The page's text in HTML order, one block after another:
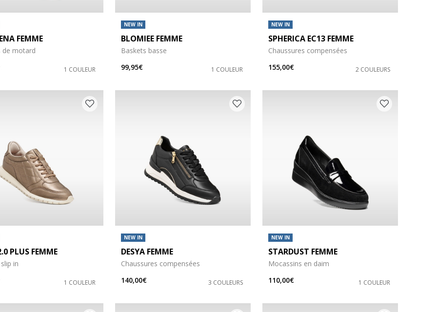
95
FEMME
de motard
1 COULEUR
NEW IN
BLOMIEE FEMME
Baskets basse
99,95€
1 COULEUR
NEW IN
SPHERICA EC13 FEMME
Chaussures compensées
155,00€
2 COULEURS
PLUS FEMME
in
1 COULEUR
NEW IN
DESYA FEMME
Chaussures compensées
140,00€
3 COULEURS
NEW IN
STARDUST FEMME
Mocassins en daim
110,00€
1 COULEUR